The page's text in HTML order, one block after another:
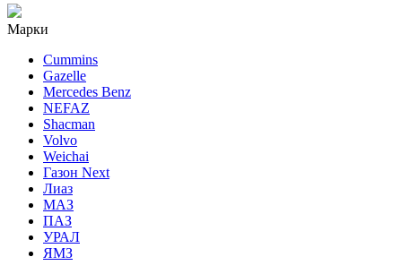
Марки
Cummins
Gazelle
Mercedes Benz
NEFAZ
Shacman
Volvo
Weichai
Газон Next
Лиаз
МАЗ
ПАЗ
УРАЛ
ЯМЗ